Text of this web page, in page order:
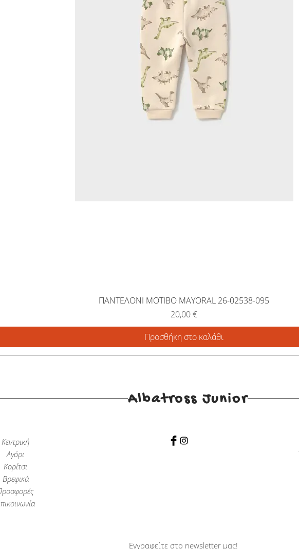
ΠΑΝΤΕΛΟΝΙ ΜΟΤΙΒΟ MAYORAL 26-02538-095
Τιμή
20,00 €
Προσθήκη στο καλάθι
Albatross Junior
Κεντρική
Αγόρι
Κορίτσι
Βρεφικά
Εγγραφείτε στο newsletter μας!